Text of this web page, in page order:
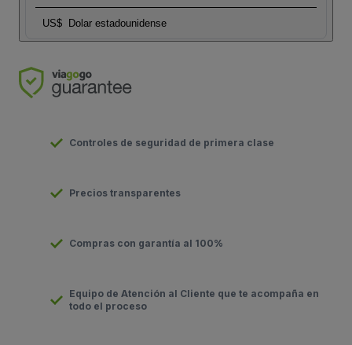
US$ Dolar estadounidense
Controles de seguridad de primera clase
Precios transparentes
Compras con garantía al 100%
Equipo de Atención al Cliente que te acompaña en
todo el proceso